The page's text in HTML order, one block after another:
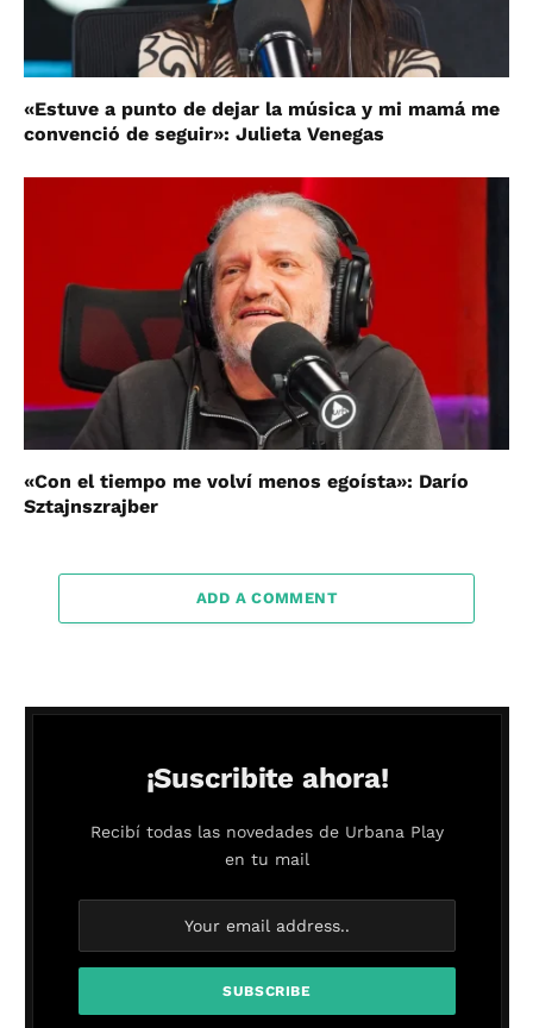
«Estuve a punto de dejar la música y mi mamá me
convenció de seguir»: Julieta Venegas
«Con el tiempo me volví menos egoísta»: Darío
Sztajnszrajber
ADD A COMMENT
¡Suscribite ahora!
Recibí todas las novedades de Urbana Play
en tu mail